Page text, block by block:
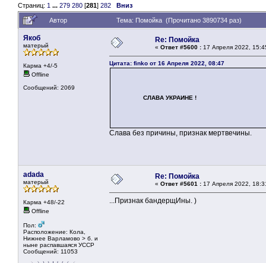
Страниц: 1 ... 279 280 [281] 282 Вниз
Автор Тема: Помойка (Прочитано 3890734 раз)
Якоб
матерый
Карма +4/-5
Offline
Сообщений: 2069
Re: Помойка
« Ответ #5600 : 17 Апреля 2022,
Цитата: finko от 16 Апреля 2022, 08:47
СЛАВА УКРАИНЕ !
Слава без причины, признак мертвечины.
adada
матерый
Карма +48/-22
Offline
Пол:
Расположение: Кола,
Нижнее Варламово > б. и
ныне распавшаяся УССР
Сообщений: 11053
Re: Помойка
« Ответ #5601 : 17 Апреля 2022,
...Признак бандерщИны. )